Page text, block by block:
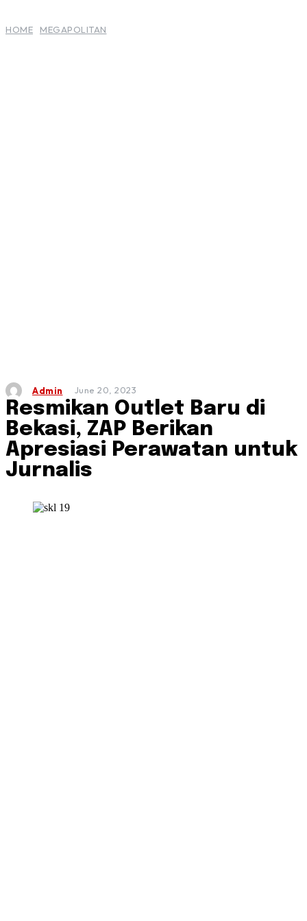
HOME MEGAPOLITAN
Admin June 20, 2023
Resmikan Outlet Baru di
Bekasi, ZAP Berikan
Apresiasi Perawatan untuk
Jurnalis